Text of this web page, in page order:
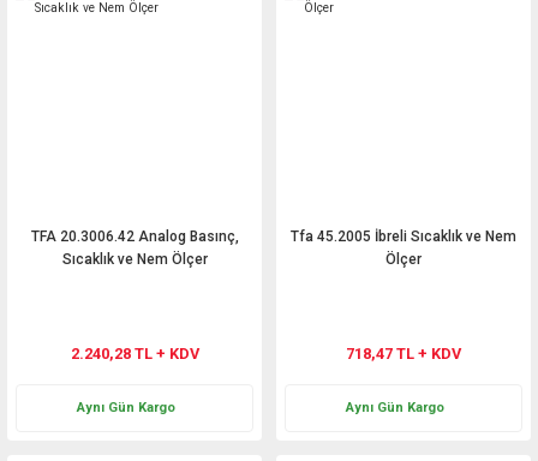
TFA 20.3006.42 Analog Basınç,
Sıcaklık ve Nem Ölçer
2.240,28 TL + KDV
Aynı Gün Kargo
Tfa 45.2005 İbreli Sıcaklık ve Nem
Ölçer
718,47 TL + KDV
Aynı Gün Kargo